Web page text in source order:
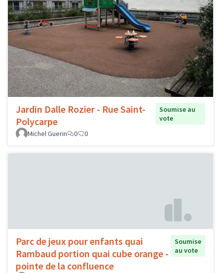
Jardin Dalle Rozier - Rue Saint-
Polycarpe
Soumise au
vote
Michel Guerin
0 0
Parc de jeux pour enfants quai
Rambaud portion quai cube orange -
pointe de la confluence
Soumise
au vote